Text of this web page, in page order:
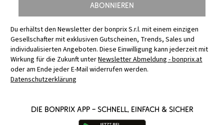
Abonnieren
Du erhältst den Newsletter der bonprix S.r.l. mit einem einzigen
Gesellschafter mit exklusiven Gutscheinen, Trends, Sales und
individualisierten Angeboten. Diese Einwilligung kann jederzeit mit
Wirkung für die Zukunft unterNewsletter Abmeldung - bonprix.at
oder am Ende jeder E-Mail widerrufen werden.
Datenschutzerklärung
Die bonprix App – schnell, einfach & sicher